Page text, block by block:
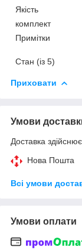
Якість
комплект
Примітки
Стан (із 5)
Приховати
Умови
Доставка
Нова Пошта
Всі умови
Умови оплати